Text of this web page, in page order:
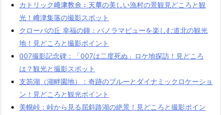
カトリック﨑津教会：天草の美しい漁村の景観見どころと観
光！﨑津集落の撮影スポット
クローバの丘 幸福の鐘：パノラマビューを楽しむ道北の観光
地！見どころと撮影ポイント
007撮影記念碑：「007は二度死ぬ」ロケ地探訪！見どころ
は？観光と撮影スポット
支笏湖（湖畔園地）：奇跡のブルーとダイナミックロケーショ
ン！見どころと観光ポイント
美幌峠：峠から見る屈斜路湖の絶景！見どころと撮影ポイン